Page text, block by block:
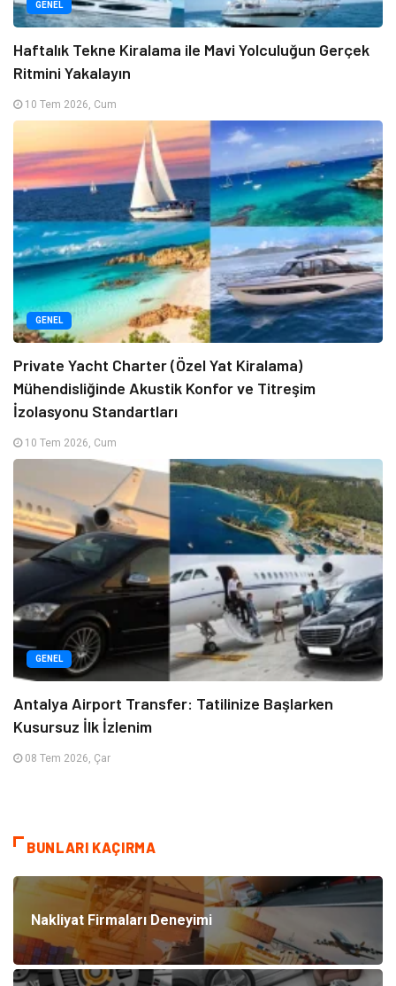
GENEL
Haftalık Tekne Kiralama ile Mavi Yolculuğun Gerçek
Ritmini Yakalayın
10 Tem 2026, Cum
GENEL
Private Yacht Charter (Özel Yat Kiralama)
Mühendisliğinde Akustik Konfor ve Titreşim
İzolasyonu Standartları
10 Tem 2026, Cum
GENEL
Antalya Airport Transfer: Tatilinize Başlarken
Kusursuz İlk İzlenim
08 Tem 2026, Çar
BUNLARI KAÇIRMA
Nakliyat Firmaları Deneyimi